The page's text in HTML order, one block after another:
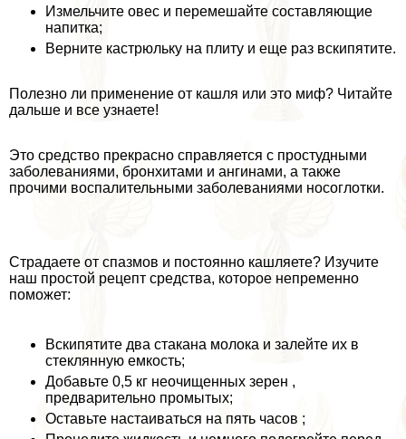
Измельчите овес и перемешайте составляющие
напитка;
Верните кастрюльку на плиту и еще раз вскипятите.
Полезно ли применение от кашля или это миф? Читайте
дальше и все узнаете!
Это средство прекрасно справляется с простудными
заболеваниями, бронхитами и ангинами, а также
прочими воспалительными заболеваниями носоглотки.
Страдаете от спазмов и постоянно кашляете? Изучите
наш простой рецепт средства, которое непременно
поможет:
Вскипятите два стакана молока и залейте их в
стеклянную емкость;
Добавьте 0,5 кг неочищенных зерен ,
предварительно промытых;
Оставьте настаиваться на пять часов ;